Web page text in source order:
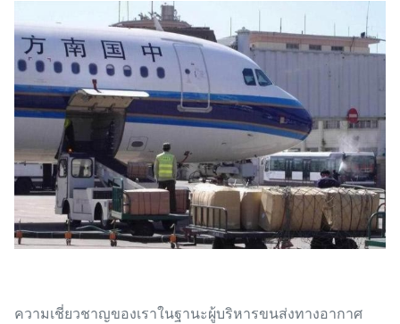
ความเชี่ยวชาญของเราในฐานะผู้บริหารขนส่งทางอากาศ